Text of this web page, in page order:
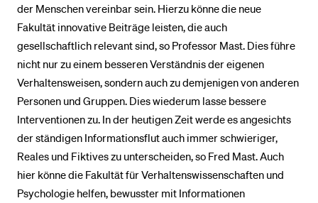
der Menschen vereinbar sein. Hierzu könne die neue
Fakultät innovative Beiträge leisten, die auch
gesellschaftlich relevant sind, so Professor Mast. Dies führe
nicht nur zu einem besseren Verständnis der eigenen
Verhaltensweisen, sondern auch zu demjenigen von anderen
Personen und Gruppen. Dies wiederum lasse bessere
Interventionen zu. In der heutigen Zeit werde es angesichts
der ständigen Informationsflut auch immer schwieriger,
Reales und Fiktives zu unterscheiden, so Fred Mast. Auch
hier könne die Fakultät für Verhaltenswissenschaften und
Psychologie helfen, bewusster mit Informationen